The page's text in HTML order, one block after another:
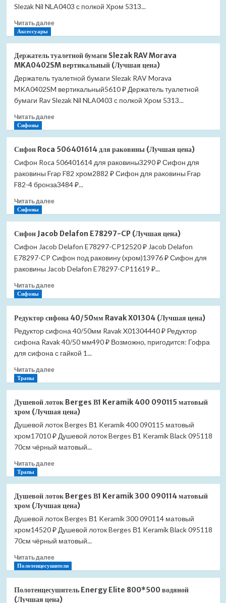
12035/03
цена)
Slezak Nil NLA0403 с полкой Хром 5313...
Читать далееПрочитать
туалетной
бумаги
Slezak
RAV
Morava
вертикальный
цена)
Аксессуары
Держатель туалетной бумаги Slezak RAV Morava
MKA0402SM вертикальный (Лучшая цена)
Держатель туалетной бумаги Slezak RAV Morava
MKA0402SM вертикальный5610 ₽ Держатель туалетной
бумаги Rav Slezak Nil NLA0403 с полкой Хром 5313...
Читать далееПрочитать
туалетной
бумаги
Slezak
RAV
MKA0402SM
(Лучшая
цена)
Сифоны
Сифон Roca 506401614 для раковины (Лучшая цена)
Сифон Roca 506401614 для раковины3290 ₽ Сифон для
раковины Frap F82 хром2882 ₽ Сифон для раковины Frap
F82-4 бронза3484 ₽...
Читать далееПрочитать
Сифон
Roca
506401614
для
раковины
цена)
Сифоны
Сифон Jacob Delafon E78297-CP (Лучшая цена)
Сифон Jacob Delafon E78297-CP12520 ₽ Jacob Delafon
E78297-CP Сифон под раковину (хром)13976 ₽ Сифон для
раковины Jacob Delafon E78297-CP11619 ₽...
Читать далееПрочитать
Jacob
Delafon
E78297-
CP
цена)
Сифоны
Редуктор сифона 40/50мм Ravak X01304 (Лучшая цена)
Редуктор сифона 40/50мм Ravak X01304440 ₽ Редуктор
сифона Ravak 40/50 мм490 ₽ Возможно, пригодится: Гофра
для сифона с гайкой 1...
Читать далееПрочитать
сифона
40/50мм
Ravak
X01304
(Лучшая
Трапы
Душевой лоток Berges В1 Keramik 400 090115 матовый
хром (Лучшая цена)
Душевой лоток Berges В1 Keramik 400 090115 матовый
хром17010 ₽ Душевой лоток Berges В1 Keramik Black 095118
70см чёрный матовый...
Читать далееПрочитать
лоток
Berges
В1
Keramik
400
матовый
хром
(Лучшая
Трапы
Душевой лоток Berges В1 Keramik 300 090114 матовый
хром (Лучшая цена)
Душевой лоток Berges В1 Keramik 300 090114 матовый
хром14520 ₽ Душевой лоток Berges В1 Keramik Black 095118
70см чёрный матовый...
Читать далееПрочитать
больше
лоток
Полотенцесушители
Полотенцесушитель Energy Elite 800*500 водяной
(Лучшая цена)